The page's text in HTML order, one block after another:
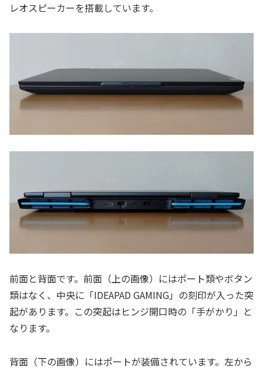
レオスピーカーを搭載しています。
前面と背面です。前面（上の画像）にはポート類やボタン
類はなく、中央に「IDEAPAD GAMING」の刻印が入った突
起があります。この突起はヒンジ開口時の「手がかり」と
なります。
背面（下の画像）にはポートが装備されています。左から